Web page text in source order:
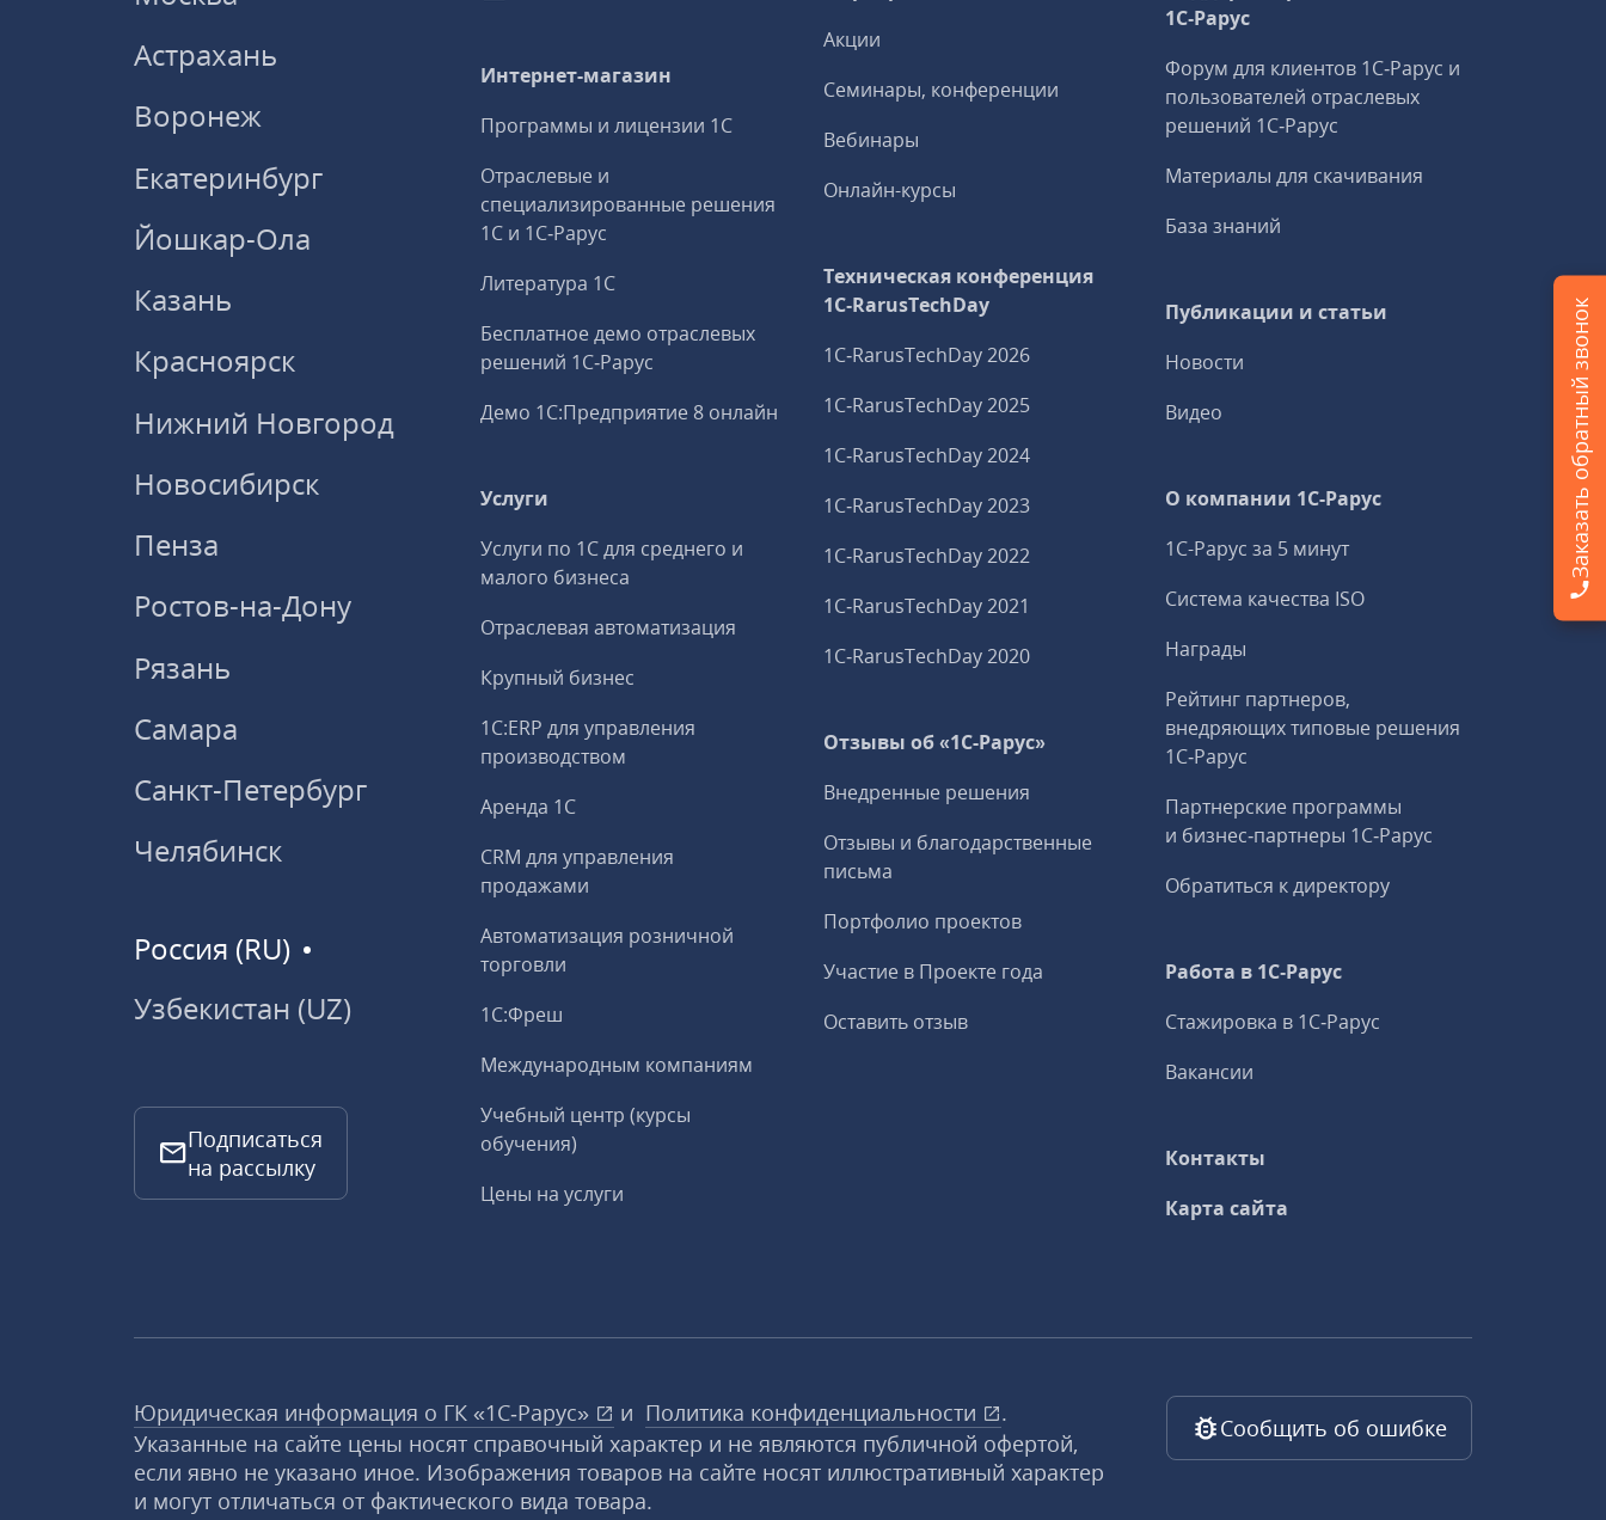
Астрахань
Воронеж
Екатеринбург
Йошкар-Ола
Казань
Красноярск
Нижний Новгород
Новосибирск
Пенза
Ростов-на-Дону
Рязань
Самара
Санкт-Петербург
Челябинск
Россия (RU)
Узбекистан (UZ)
Подписаться
на рассылку
Интернет-магазин
Программы и лицензии 1С
Отраслевые и
специализированные решения
1С и 1С‑Рарус
Литература 1С
Бесплатное демо отраслевых
решений 1С‑Рарус
Демо 1С:Предприятие 8 онлайн
Услуги
Услуги по 1С для среднего и
малого бизнеса
Отраслевая автоматизация
Крупный бизнес
1С:ERP для управления
производством
Аренда 1С
CRM для управления
продажами
Автоматизация розничной
торговли
1С:Фреш
Международным компаниям
Учебный центр (курсы
обучения)
Цены на услуги
Акции
Семинары, конференции
Вебинары
Онлайн-курсы
Техническая конференция
1C‑RarusTechDay
1C‑RarusTechDay 2026
1C‑RarusTechDay 2025
1C‑RarusTechDay 2024
1C‑RarusTechDay 2023
1C‑RarusTechDay 2022
1C‑RarusTechDay 2021
1C‑RarusTechDay 2020
Отзывы об «1С-Рарус»
Внедренные решения
Отзывы и благодарственные
письма
Портфолио проектов
Участие в Проекте года
Оставить отзыв
1С‑Рарус
Форум для клиентов 1С‑Рарус и
пользователей отраслевых
решений 1С‑Рарус
Материалы для скачивания
База знаний
Публикации и статьи
Новости
Видео
О компании 1C-Рарус
1С-Рарус за 5 минут
Система качества ISO
Награды
Рейтинг партнеров,
внедряющих типовые решения
1С‑Рарус
Партнерские программы
и бизнес‑партнеры 1С‑Рарус
Обратиться к директору
Работа в 1С‑Рарус
Стажировка в 1С‑Рарус
Вакансии
Контакты
Карта сайта
Юридическая информация о ГК «1С‑Рарус» и Политика конфиденциальности
.
Указанные на сайте цены носят справочный характер и не являются публичной офертой,
если явно не указано иное. Изображения товаров на сайте носят иллюстративный характер
и могут отличаться от фактического вида товара.
Сообщить об ошибке
Заказать обратный звонок